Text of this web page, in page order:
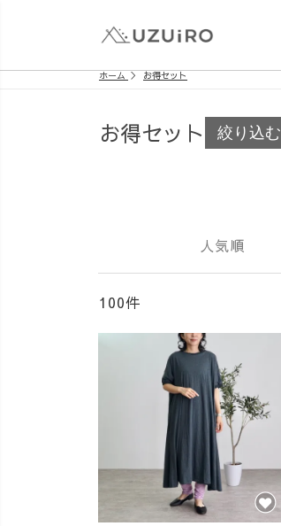
ホーム お得セット
お得セット 絞り込む
人気順
100件